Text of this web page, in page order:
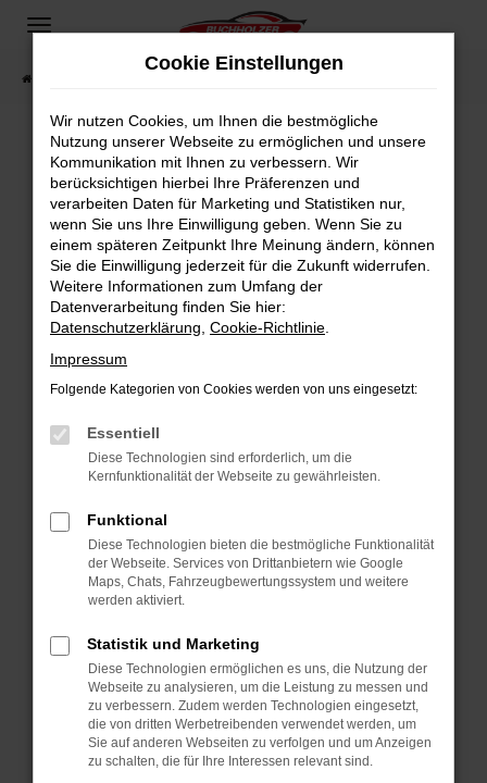
Zum
springen
Fahrzeugsuche
Fehler: Network Error
Beim Laden ist ein Fehler aufgetreten.
Hier sind ein paar Tipps, die dir helfen können:
Überprüfe deine Firewall und deine
Internetverbindung.
Laden andere Webseiten, zum Beispiel deine
Suchmaschine?
Prüfe deine Browsererweiterungen.
können das Laden bestimmter Seiten
verhindern. Funktioniert die Seite in einem
anderen Browser oder in einem privaten
Starte dein Gerät neu.
Das kann manchmal helfen, vorübergehende
Probleme zu beheben.
Betriebssystem auf dem neuesten Stand
sind.
Veraltete Software birgt nicht nur ein
Sicherheitsrisiko, sondern kann auch dazu
führen, dass bestimmte Funktionen nicht mehr
unterstützt werden.
Cookie Einstellungen
Wir nutzen Cookies, um Ihnen die bestmögliche
Nutzung unserer Webseite zu ermöglichen und unsere
Kommunikation mit Ihnen zu verbessern. Wir
berücksichtigen hierbei Ihre Präferenzen und
verarbeiten Daten für Marketing und Statistiken nur,
wenn Sie uns Ihre Einwilligung geben. Wenn Sie zu
einem späteren Zeitpunkt Ihre Meinung ändern, können
Sie die Einwilligung jederzeit für die Zukunft widerrufen.
Weitere Informationen zum Umfang der
Datenverarbeitung finden Sie hier:
Datenschutzerklärung Cookie-Richtlinie
Impressum
Folgende Kategorien von Cookies werden von uns eingesetzt:
Essentiell
Diese Technologien sind erforderlich, um die
Kernfunktionalität der Webseite zu gewährleisten.
Funktional
Diese Technologien bieten die bestmögliche Funktionalität
der Webseite. Services von Drittanbietern wie Google
Maps, Chats, Fahrzeugbewertungssystem und weitere
werden aktiviert.
Statistik und Marketing
Diese Technologien ermöglichen es uns, die Nutzung der
Webseite zu analysieren, um die Leistung zu messen und
zu verbessern. Zudem werden Technologien eingesetzt,
die von dritten Werbetreibenden verwendet werden, um
Sie auf anderen Webseiten zu verfolgen und um Anzeigen
zu schalten, die für Ihre Interessen relevant sind.